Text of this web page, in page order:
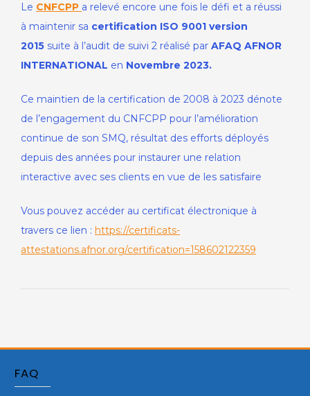
version2015
14/02/2024
Le CNFCPP a relevé encore une fois le défi et a réussi
à maintenir sa certification ISO 9001 version
2015 suite à l’audit de suivi 2 réalisé par AFAQ AFNOR
INTERNATIONAL en Novembre 2023.
Ce maintien de la certification de 2008 à 2023 dénote
de l’engagement du CNFCPP pour l’amélioration
continue de son SMQ, résultat des efforts déployés
depuis des années pour instaurer une relation
interactive avec ses clients en vue de les satisfaire
Vous pouvez accéder au certificat électronique à
travers ce lien : https://certificats-
attestations.afnor.org/certification=158602122359
FAQ